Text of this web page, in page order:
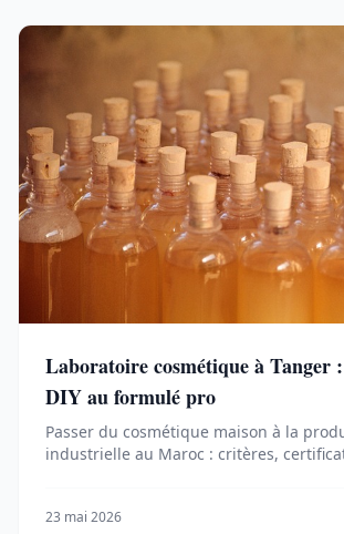
Laboratoire cosmétique à Tanger
DIY au formulé pro
Passer du cosmétique maison à la
industrielle au Maroc : critères,
23 mai 2026